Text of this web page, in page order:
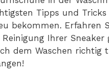
Tipps und
bekommen. Erfahren
Ihrer Sneaker
dem Waschen richtig